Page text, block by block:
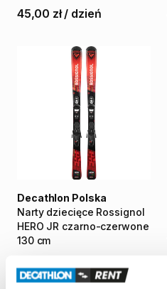
45,00 zł / dzień
Narty dziecięce Rossignol
HERO JR czarno-czerwone
130 cm
Decathlon Polska